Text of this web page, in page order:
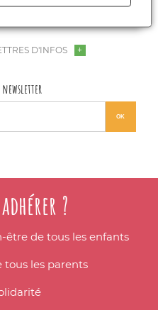
D'INFOS
?
être de tous les enfants
tous les parents